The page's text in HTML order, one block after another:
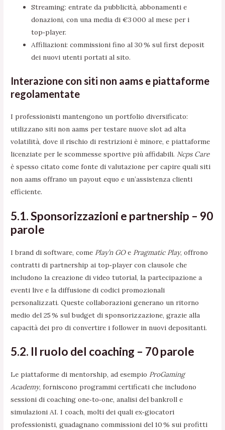
Streaming: entrate da pubblicità, abbonamenti e
donazioni, con una media di €3 000 al mese per i
top‑player.
Affiliazioni: commissioni fino al 30 % sul first deposit
dei nuovi utenti portati al sito.
Interazione con siti non aams e piattaforme
regolamentate
I professionisti mantengono un portfolio diversificato:
utilizzano siti non aams per testare nuove slot ad alta
volatilità, dove il rischio di restrizioni è minore, e piattaforme
licenziate per le scommesse sportive più affidabili. Ncps Care
è spesso citato come fonte di valutazione per capire quali siti
non aams offrano un payout equo e un’assistenza clienti
efficiente.
5.1. Sponsorizzazioni e partnership – 90
parole
I brand di software, come Play’n GOe Pragmatic Play, offrono
contratti di partnership ai top‑player con clausole che
includono la creazione di video tutorial, la partecipazione a
eventi live e la diffusione di codici promozionali
personalizzati. Queste collaborazioni generano un ritorno
medio del 25 % sul budget di sponsorizzazione, grazie alla
capacità dei pro di convertire i follower in nuovi depositanti.
5.2. Il ruolo del coaching – 70 parole
Le piattaforme di mentorship, ad esempio ProGaming
Academy, forniscono programmi certificati che includono
sessioni di coaching one‑to‑one, analisi del bankroll e
simulazioni AI. I coach, molti dei quali ex‑giocatori
professionisti, guadagnano commissioni del 10 % sui profitti